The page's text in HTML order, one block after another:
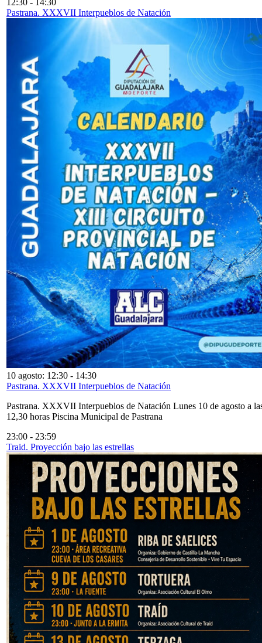
Pastrana. XXXVII Interpueblos de Natación
10 agosto: 12:30 - 14:30
Pastrana. XXXVII Interpueblos de Natación
Pastrana. XXXVII Interpueblos de Natación Lunes 10 de agosto a
12,30 horas Piscina Municipal de Pastrana
23:00 - 23:59
Traid. Proyección bajo las estrellas